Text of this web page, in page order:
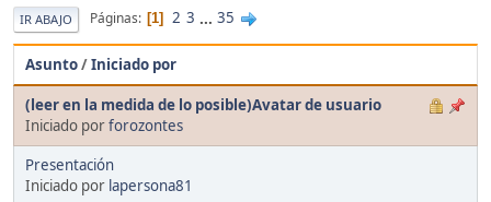
IR ABAJO Páginas 1 2 3 ... 35
Asunto/Iniciado por
(leer en la medida de lo posible)Avatar de usuario
Iniciado porforozontes
Presentación
Iniciado por lapersona81